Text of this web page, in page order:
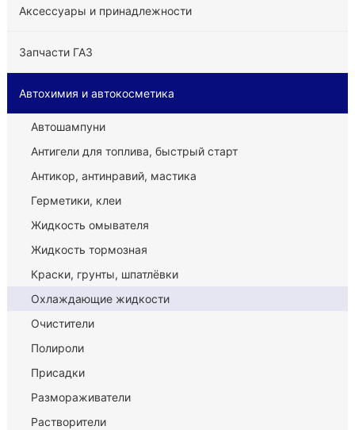
Аксессуары и принадлежности
Запчасти ГАЗ
Автохимия и автокосметика
Автошампуни
Антигели для топлива, быстрый старт
Антикор, антинравий, мастика
Герметики, клеи
Жидкость омывателя
Жидкость тормозная
Краски, грунты, шпатлёвки
Охлаждающие жидкости
Очистители
Полироли
Присадки
Размораживатели
Растворители